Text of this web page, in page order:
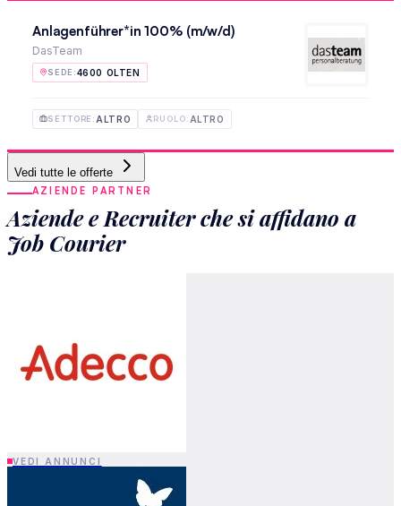
Anlagenführer*in 100% (m/w/d)
DasTeam
SEDE :4600 OLTEN
SETTORE : ALTRO RUOLO: ALTRO
Vedi tutte le offerte
AZIENDE PARTNER
Aziende e Recruiter che si affidano a
Job Courier
VEDI ANNUNCI